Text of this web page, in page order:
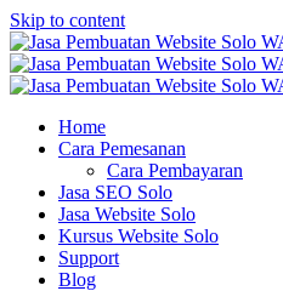
Skip to content
Home
Cara Pemesanan
Cara Pembayaran
Jasa SEO Solo
Jasa Website Solo
Kursus Website Solo
Support
Blog